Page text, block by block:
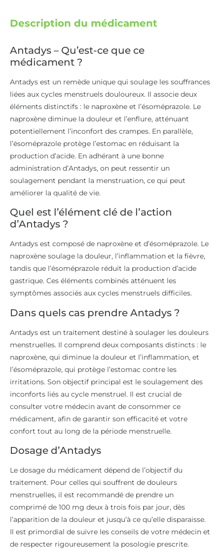
Description du médicament
Antadys – Qu’est-ce que ce
médicament ?
Antadys est un remède unique qui soulage les souffrances
liées aux cycles menstruels douloureux. Il associe deux
éléments distinctifs : le naproxène et l’ésoméprazole. Le
naproxène diminue la douleur et l’enflure, atténuant
potentiellement l’inconfort des crampes. En parallèle,
l’ésoméprazole protège l’estomac en réduisant la
production d’acide. En adhérant à une bonne
administration d’Antadys, on peut ressentir un
soulagement pendant la menstruation, ce qui peut
améliorer la qualité de vie.
Quel est l’élément clé de l’action
d’Antadys ?
Antadys est composé de naproxène et d’ésoméprazole. Le
naproxène soulage la douleur, l’inflammation et la fièvre,
tandis que l’ésoméprazole réduit la production d’acide
gastrique. Ces éléments combinés atténuent les
symptômes associés aux cycles menstruels difficiles.
Dans quels cas prendre Antadys ?
Antadys est un traitement destiné à soulager les douleurs
menstruelles. Il comprend deux composants distincts : le
naproxène, qui diminue la douleur et l’inflammation, et
l’ésoméprazole, qui protège l’estomac contre les
irritations. Son objectif principal est le soulagement des
inconforts liés au cycle menstruel. Il est crucial de
consulter votre médecin avant de consommer ce
médicament, afin de garantir son efficacité et votre
confort tout au long de la période menstruelle.
Dosage d’Antadys
Le dosage du médicament dépend de l’objectif du
traitement. Pour celles qui souffrent de douleurs
menstruelles, il est recommandé de prendre un
comprimé de 100 mg deux à trois fois par jour, dès
l’apparition de la douleur et jusqu’à ce qu’elle disparaisse.
Il est primordial de suivre les conseils de votre médecin et
de respecter rigoureusement la posologie prescrite.